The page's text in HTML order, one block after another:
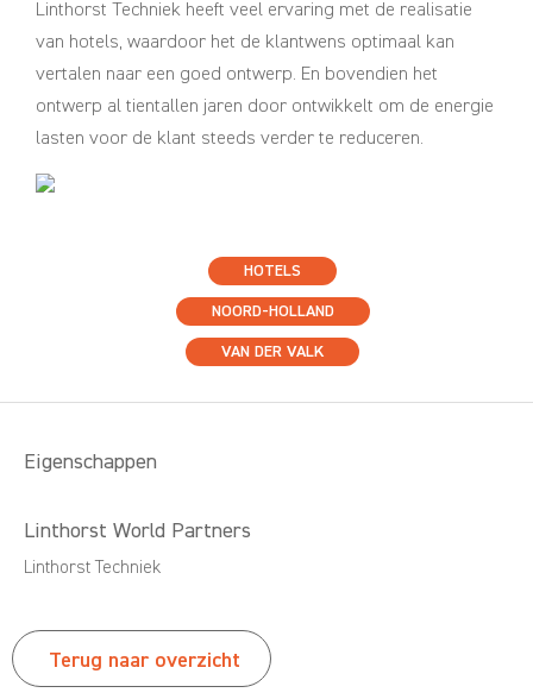
Linthorst Techniek heeft veel ervaring met de realisatie
van hotels, waardoor het de klantwens optimaal kan
vertalen naar een goed ontwerp. En bovendien het
ontwerp al tientallen jaren door ontwikkelt om de energie
lasten voor de klant steeds verder te reduceren.
HOTELS
NOORD-HOLLAND
VAN DER VALK
Eigenschappen
Linthorst World Partners
Linthorst Techniek
Terug naar overzicht